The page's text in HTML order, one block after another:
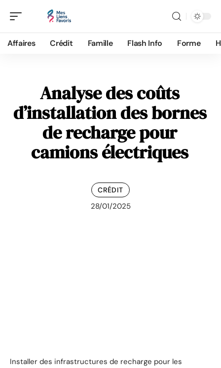
Affaires Crédit Famille Flash Info Forme
Analyse des coûts
d’installation des bornes
de recharge pour
camions électriques
CRÉDIT
28/01/2025
Installer des infrastructures de recharge pour les